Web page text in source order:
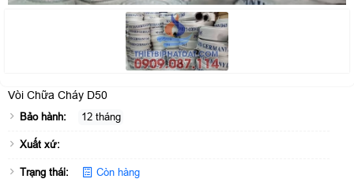
Vòi Chữa Cháy D50
Bảo hành: 12 tháng
Xuất xứ:
Trạng thái: Còn hàng